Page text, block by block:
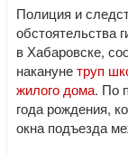
Полиция и
обстоятельства
в Хабаровске,
наканунетруп
жилого дома. По
года рождения,
окна подъезда